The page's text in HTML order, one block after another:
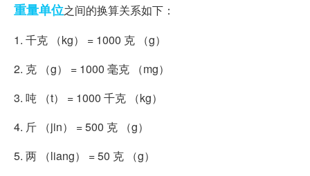
重量单位之间的换算关系如下：
1. 千克 （kg） = 1000 克 （g）
2. 克 （g） = 1000 毫克 （mg）
3. 吨 （t） = 1000 千克 （kg）
4. 斤 （jin） = 500 克 （g）
5. 两 （liang） = 50 克 （g）